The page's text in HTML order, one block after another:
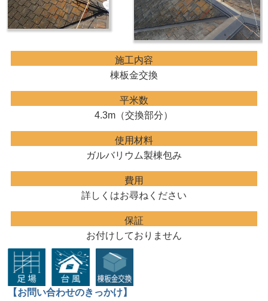
施工内容
棟板金交換
平米数
4.3m（交換部分）
使用材料
ガルバリウム製棟包み
費用
詳しくはお尋ねください
保証
お付けしておりません
【お問い合わせのきっかけ】